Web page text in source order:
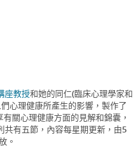
座教授和她的同仁(臨床心理學家和
心理健康所產生的影響，製作了
關心理健康方面的見解和錦囊，
共有五節，內容每星期更新，由5
。